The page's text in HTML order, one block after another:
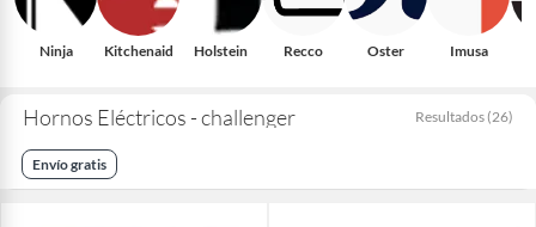
Ninja Kitchenaid Holstein Recco Oster Imusa
Hornos Eléctricos - challenger Resultados (26)
Envío gratis